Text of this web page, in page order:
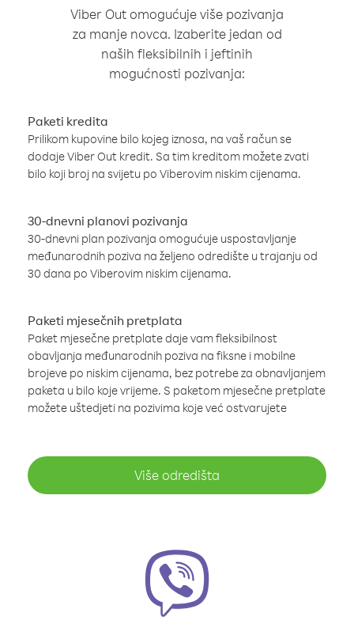
Viber Out omogućuje više pozivanja
za manje novca. Izaberite jedan od
naših fleksibilnih i jeftinih
mogućnosti pozivanja:
Paketi kredita
Prilikom kupovine bilo kojeg iznosa, na vaš račun se
dodaje Viber Out kredit. Sa tim kreditom možete zvati
bilo koji broj na svijetu po Viberovim niskim cijenama.
30-dnevni planovi pozivanja
30-dnevni plan pozivanja omogućuje uspostavljanje
međunarodnih poziva na željeno odredište u trajanju od
30 dana po Viberovim niskim cijenama.
Paketi mjesečnih pretplata
Paket mjesečne pretplate daje vam fleksibilnost
obavljanja međunarodnih poziva na fiksne i mobilne
brojeve po niskim cijenama, bez potrebe za obnavljanjem
paketa u bilo koje vrijeme. S paketom mjesečne pretplate
možete uštedjeti na pozivima koje već ostvarujete
Više odredišta